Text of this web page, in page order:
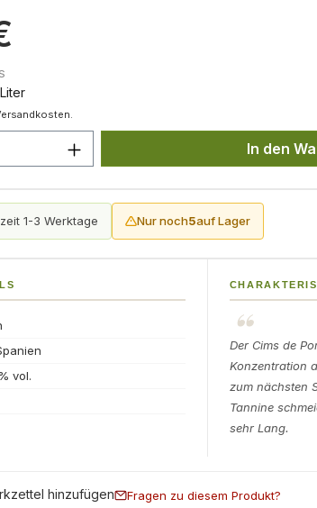
Gib den gewünschten
In den
1-3 Werktage Nur noch5auf Lager
vol.
Der Cims de
Konzentration
zum nächsten
Tannine
sehr Lang.
hinzufügen Fragen zu diesem Produkt?